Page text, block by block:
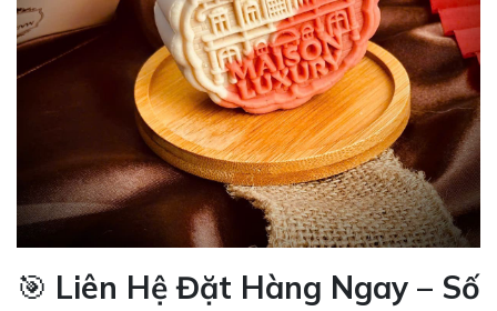
🎯 Liên Hệ Đặt Hàng Ngay – Số